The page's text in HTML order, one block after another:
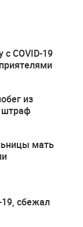
COVID-19
из
штраф
мать
сбежал